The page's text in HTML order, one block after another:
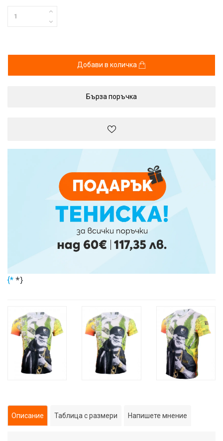
Добави в количка
Бърза поръчка
{* *}
Описание Таблица с размери Напишете мнение